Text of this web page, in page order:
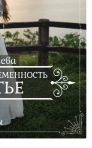
В Счастье